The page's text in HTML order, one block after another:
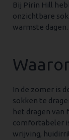
Bij Pirin Hill
onzichtbare
warmste dagen.
In de zomer is
sokken te
het dragen van
comfortabeler
wrijving,